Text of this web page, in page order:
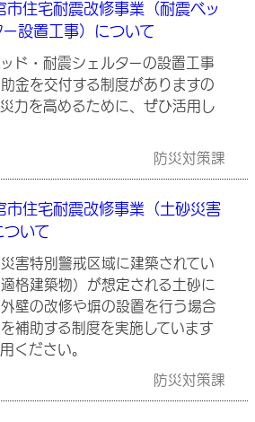
市住宅耐震改修事業（耐震ベッ
ー設置工事）について
ド・耐震シェルターの設置工事
金を交付する制度がありますの
力を高めるために、ぜひ活用し
防災対策課
市住宅耐震改修事業（土砂災害
ついて
害特別警戒区域に建築されてい
格建築物）が想定される土砂に
壁の改修や塀の設置を行う場合
補助する制度を実施しています
ください。
防災対策課